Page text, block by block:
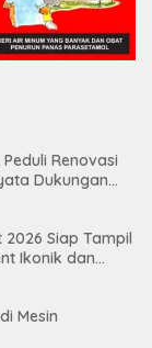
Renovasi
Dukungan
Siap Tampil
Ikonik dan
Mesin